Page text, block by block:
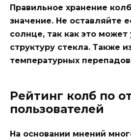
Правильное хранение
значение. Не оставляйте
солнце, так как это может
структуру стекла. Также
температурных
Рейтинг колб по
пользователей
На основании мнений